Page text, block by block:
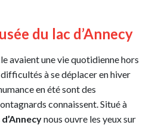
du lac d’Annecy
avaient une vie quotidienne hors
à se déplacer en hiver
en été sont des
connaissent. Situé à
nous ouvre les yeux sur